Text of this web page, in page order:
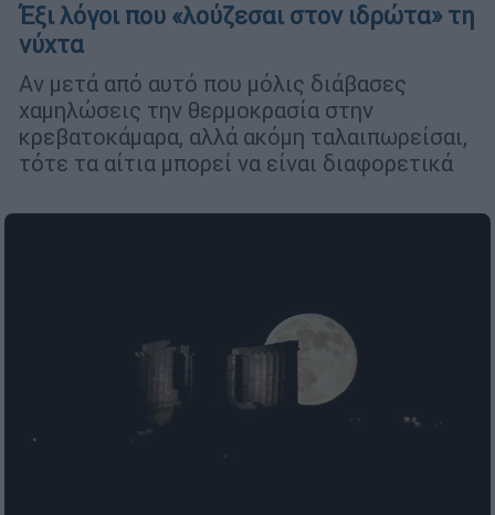
Έξι λόγοι που «λούζεσαι στον ιδρώτα» τη
νύχτα
Αν μετά από αυτό που μόλις διάβασες
χαμηλώσεις την θερμοκρασία στην
κρεβατοκάμαρα, αλλά ακόμη ταλαιπωρείσαι,
τότε τα αίτια μπορεί να είναι διαφορετικά